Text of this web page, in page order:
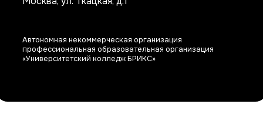
Автономная некоммерческая организация
профессиональная образовательная организация
«Университетский колледж БРИКС»